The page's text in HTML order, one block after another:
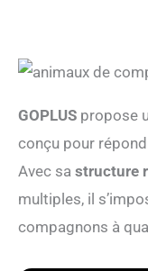
GOPLUS propose
conçu pour
Avec sa structure
multiples, il
compagnons à